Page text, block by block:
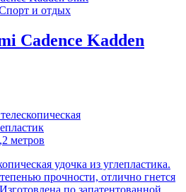
и отдых
Cadence Kadden
метров
удочка из углепластика.
прочности, отлично гнется